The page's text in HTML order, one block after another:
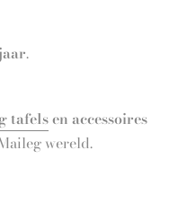
.
tafelsen accessoires
wereld.